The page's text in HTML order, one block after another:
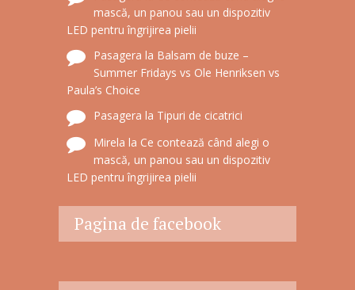
mască, un panou sau un dispozitiv
LED pentru îngrijirea pielii
Pasagera la Balsam de buze –
Summer Fridays vs Ole Henriksen vs
Paula’s Choice
Pasagera la Tipuri de cicatrici
Mirela la Ce contează când alegi o
mască, un panou sau un dispozitiv
LED pentru îngrijirea pielii
Pagina de facebook